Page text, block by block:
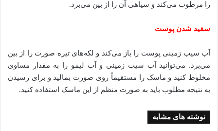
را مرطوب می‌کند و سیاهی آن را از بین می‌برد.
سفید شدن پوست
آب سیب زمینی پوست را باز می‌کند و لکه‌های تیره صورت را از بین
می‌برد. می‌توانید آب سیب زمینی و آب لیمو را به مقدار مساوی
مخلوط کنید و ماسک را مستقیماً روی صورت بمالید و برای رسیدن
به نتیجه مطلوب باید به صورت منظم از این ماسک استفاده کنید.
نوشته های مشابه